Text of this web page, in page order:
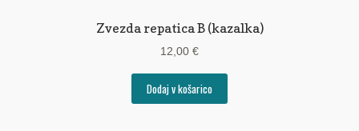
Zvezda repatica B (kazalka)
12,00 €
Dodaj v košarico